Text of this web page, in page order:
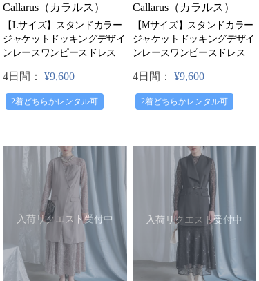
Callarus（カラルス）
【Lサイズ】スタンドカラー
ジャケットドッキングデザイ
ンレースワンピースドレス
4日間： ¥9,600
2着どちらかレンタル可
Callarus（カラルス）
【Mサイズ】スタンドカラー
ジャケットドッキングデザイ
ンレースワンピースドレス
4日間： ¥9,600
2着どちらかレンタル可
入荷リクエスト受付中 入荷リクエスト受付中